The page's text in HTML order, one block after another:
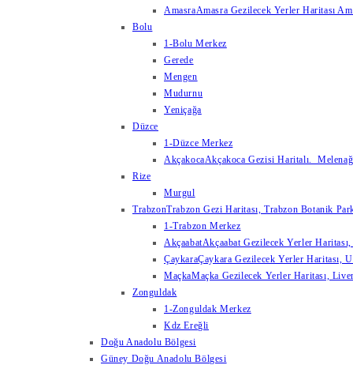
AmasraAmasra Gezilecek Yerler Haritası
Bolu
1-Bolu Merkez
Gerede
Mengen
Mudurnu
Yeniçağa
Düzce
1-Düzce Merkez
AkçakocaAkçakoca Gezisi Haritalı.
Rize
Murgul
TrabzonTrabzon Gezi Haritası, Trabzon Botanik
1-Trabzon Merkez
AkçaabatAkçaabat Gezilecek Yerler
ÇaykaraÇaykara Gezilecek Yerler Haritası,
MaçkaMaçka Gezilecek Yerler Haritası,
Zonguldak
1-Zonguldak Merkez
Kdz Ereğli
Doğu Anadolu Bölgesi
Güney Doğu Anadolu Bölgesi